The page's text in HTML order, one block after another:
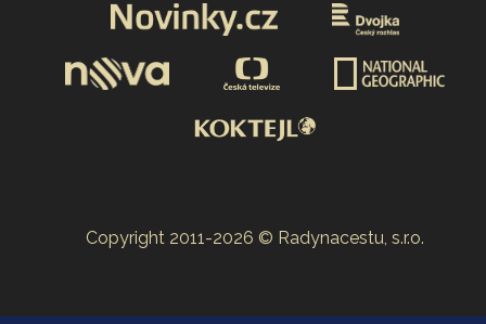
Copyright 2011-2026 © Radynacestu, s.r.o.